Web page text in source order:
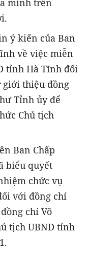
mình trên
ý kiến của Ban
về việc miễn
tỉnh Hà Tĩnh đối
giới thiệu đồng
Tỉnh ủy để
Chủ tịch
Ban Chấp
biểu quyết
chức vụ
với đồng chí
chí Võ
tịch UBND tỉnh